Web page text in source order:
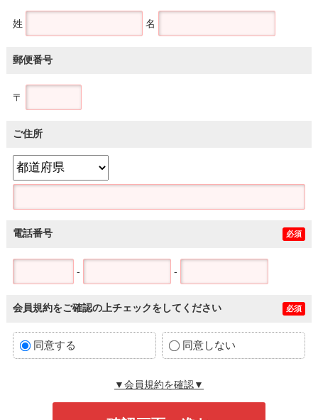
姓 名
郵便番号
〒
ご住所
電話番号 必須
- -
会員規約をご確認の上チェックをしてください 必須
同意する 同意しない
▼会員規約を確認▼